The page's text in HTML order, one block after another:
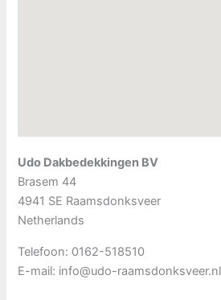
Udo Dakbedekkingen BV
Brasem 44
4941 SE Raamsdonksveer
Netherlands
Telefoon: 0162-518510
E-mail: info@udo-raamsdonksveer.nl